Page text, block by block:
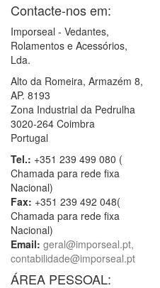
Contacte-nos em:
Imporseal - Vedantes,
Rolamentos e Acessórios,
Lda.
Alto da Romeira, Armazém 8,
AP. 8193
Zona Industrial da Pedrulha
3020-264 Coimbra
Portugal
Tel.: +351 239 499 080 (
Chamada para rede fixa
Nacional)
Fax: +351 239 492 048(
Chamada para rede fixa
Nacional)
Email: geral@imporseal.pt,
contabilidade@imporseal.pt
ÁREA PESSOAL: